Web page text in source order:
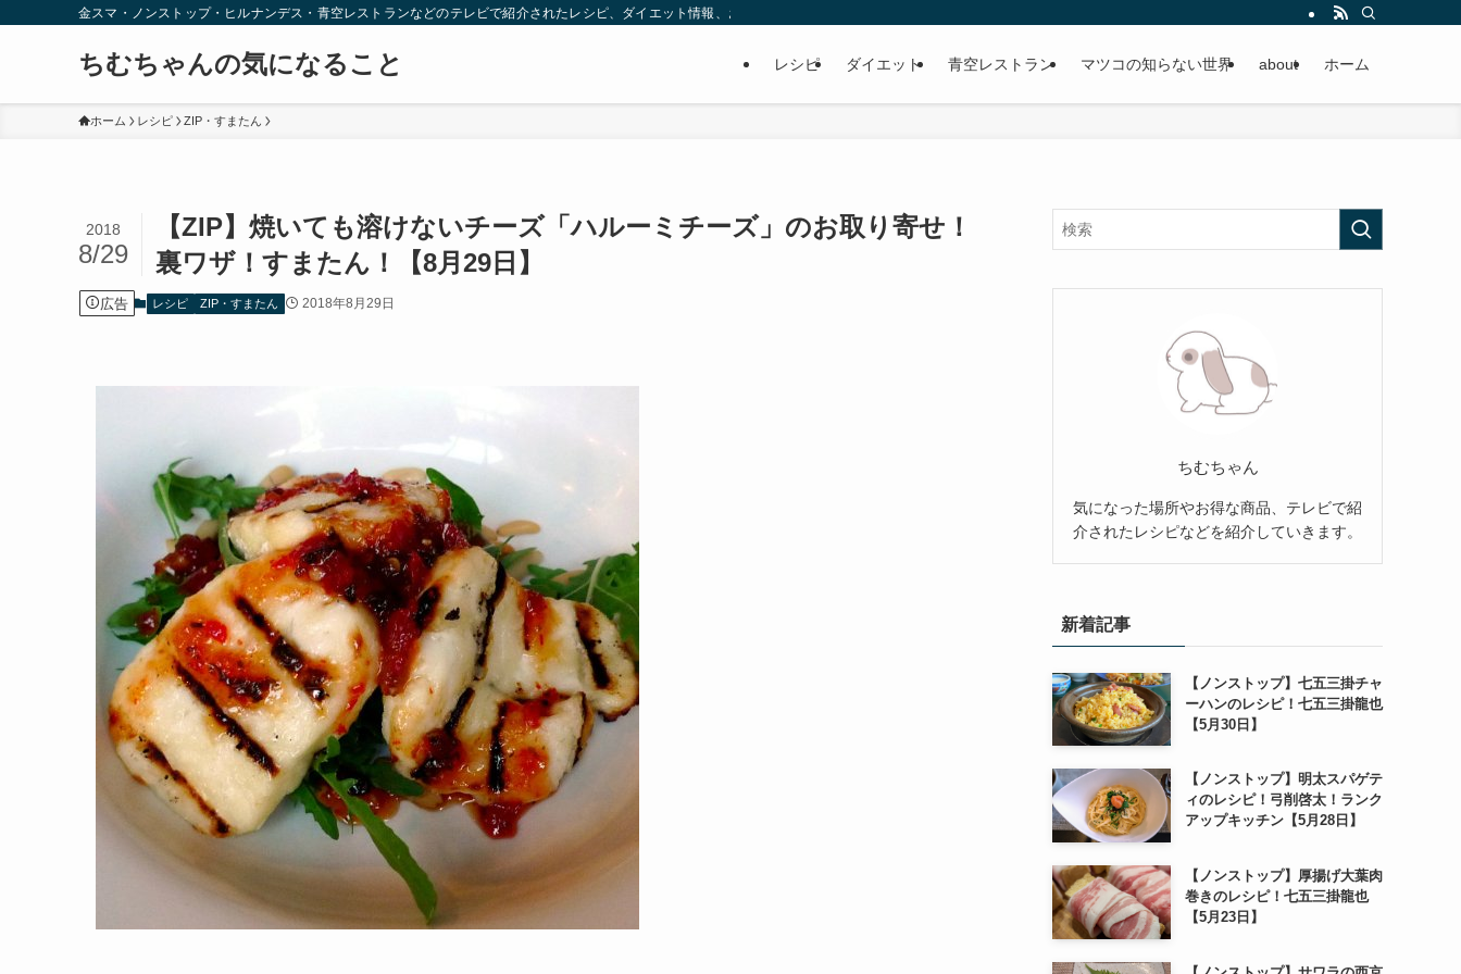
金スマ・ノンストップ・ヒルナンデス・青空レストランなどのテレビで紹介されたレシピ、ダイエット情報、お取り寄せなどを紹介します。
ちむちゃんの気になること レシピ ダイエット 青空レストラン マツコの知らない世界 about ホーム
ホーム レシピ ZIP・すまたん
【ZIP】焼いても溶けないチーズ「ハルーミチーズ」のお取り寄せ！
裏ワザ！すまたん！【8月29日】
2018
8/29
広告 レシピ ZIP・すまたん 2018年8月29日
ちむちゃん
気になった場所やお得な商品、テレビで紹
介されたレシピなどを紹介していきます。
新着記事
【ノンストップ】七五三掛チャ
ーハンのレシピ！七五三掛龍也
【5月30日】
【ノンストップ】明太スパゲテ
ィのレシピ！弓削啓太！ランク
アップキッチン【5月28日】
【ノンストップ】厚揚げ大葉肉
巻きのレシピ！七五三掛龍也
【5月23日】